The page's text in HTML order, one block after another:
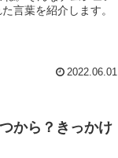
言葉を紹介します。
2022.06.01
から？きっかけ